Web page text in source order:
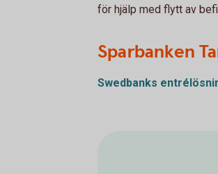
för hjälp med flytt av
Sparbanken
Swedbanks